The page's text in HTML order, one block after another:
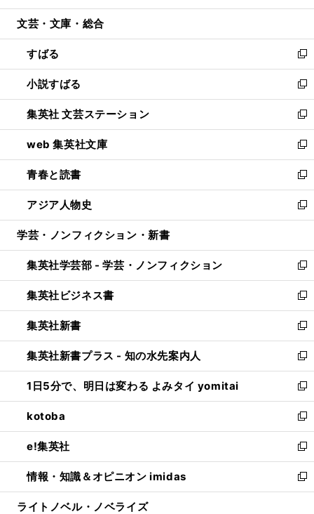
開
ウ
開
く
ン
ウ
で
開
く
ウ
ン
ド
ウ
で
開
く
文芸・文庫・総合
すばる
新
し
い
ウ
ィ
ン
ド
ウ
で
開
く
小説すばる
新
し
い
ウ
ィ
ン
ド
ウ
で
開
集英社 文芸ステーション
新
し
い
ウ
ィ
ン
ド
ウ
開
く
web 集英社文庫
新
し
い
ウ
ィ
ン
ウ
で
開
く
青春と読書
新
し
い
ウ
ン
ド
ウ
で
開
く
アジア人物史
新
し
ウ
ィ
ン
ド
ウ
で
開
く
学芸・ノンフィクション・新書
集英社学芸部 - 学芸・ノンフィクション
新
し
い
ウ
ィ
ン
ド
ウ
で
開
く
集英社ビジネス書
新
し
い
ウ
ィ
ン
ド
ウ
で
開
く
集英社新書
新
し
い
ウ
ィ
ン
ド
ウ
で
開
く
集英社新書プラス - 知の水先案内人
新
し
い
ウ
ィ
ン
ド
ウ
で
開
1日5分で、明日は変わる よみタイ yomitai
新
し
い
ウ
ィ
ン
ド
ウ
kotoba
新
し
い
ウ
ィ
ン
e!集英社
新
し
い
ウ
情報・知識＆オピニオン imidas
新
し
ライトノベル・ノベライズ